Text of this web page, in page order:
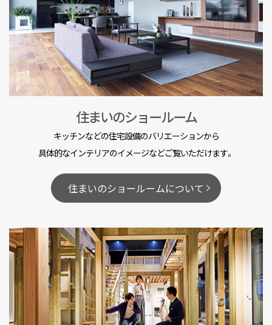
住まいのショールーム
キッチンなどの住宅設備のバリエーションから
具体的なインテリアのイメージなどご覧いただけます。
住まいのショールームについて